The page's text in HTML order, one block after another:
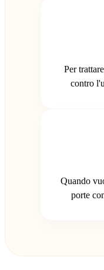
Per
contro
Quando
porte